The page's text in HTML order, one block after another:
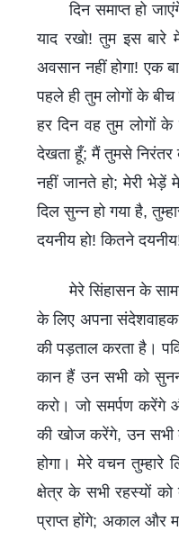
दिन समाप्त हो
याद रखो! तुम इस बारे
अवसान नहीं होगा! एक
पहले ही तुम लोगों के
हर दिन वह तुम लोगों
देखता हूँ; मैं तुमसे निरंतर
नहीं जानते हो; मेरी भेड़ें
दिल सुन्न हो गया है,
दयनीय हो! कितने
मेरे सिंहासन के
के लिए अपना संदेशवाहक
की पड़ताल करता है।
कान हैं उन सभी को
करो। जो समर्पण करेंगे
की खोज करेंगे, उन सभी
होगा। मेरे वचन
क्षेत्र के सभी रहस्यों
प्राप्त होंगे; अकाल और